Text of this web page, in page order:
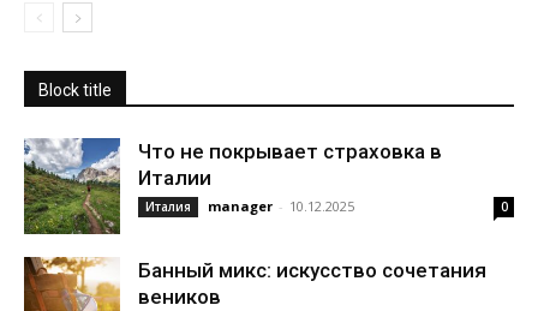
Block title
Что не покрывает страховка в
Италии
Италия manager - 10.12.2025 0
Банный микс: искусство сочетания
веников